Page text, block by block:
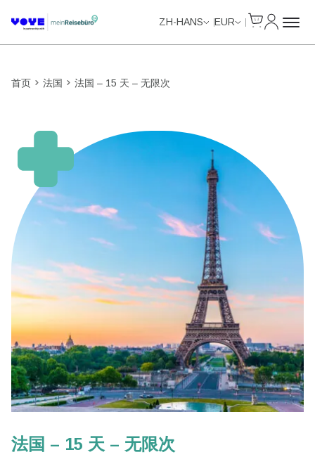
ZH-HANS EUR
首页 法国 法国 – 15 天 – 无限次
法国 – 15 天 – 无限次